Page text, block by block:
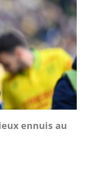
ennuis au